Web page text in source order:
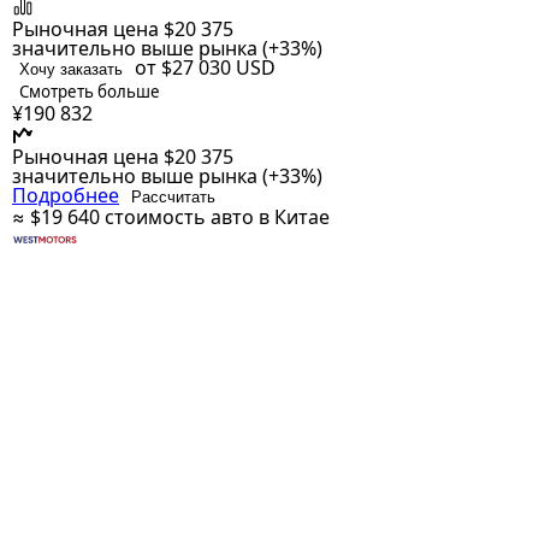
Рыночная цена $20 375
значительно выше рынка (+33%)
Хочу заказать от $27 030 USD
Смотреть больше
¥190 832
Рыночная цена $20 375
значительно выше рынка (+33%)
Подробнее Рассчитать
≈ $19 640стоимость авто в Китае